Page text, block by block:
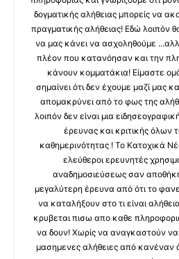
δογματικής αλήθειας μπορείς να
πραγματικής αλήθειας! Εδώ λοιπόν
να μας κάνει να ασχοληθούμε
πλέον που κατανόησαν και την
κάνουν κομματάκια! Είμαστε
σημαίνει ότι δεν έχουμε μαζί μας
απομακρύνει από το φως της
λοιπόν δεν είναι μια
έρευνας και κριτικής όλων
καθημερινότητας ! Το Κατοχικά
ελεύθεροι ερευνητές
αναδημοσιεύσεως σαν
μεγαλύτερη έρευνα από ότι το
να καταλήξουν στο τι είναι
κρυβεται πισω απο καθε
να δουν! Χωρίς να αναγκαστούν να
μασημενες αλήθειες από